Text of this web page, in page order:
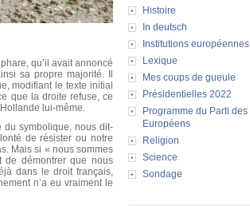
Histoire
In deutsch
Institutions européennes
Lexique
Mes coups de gueule
Présidentielles 2022
Programme du Parti des
Européens
Religion
Science
Sondage
qu’il avait annoncé
sa propre majorité. Il
modifiant le texte initial
que la droite refuse, ce
lui-même.
du symbolique, nous dit-
de résister ou notre
Mais si « nous sommes
de démontrer que nous
dans le droit français,
n’a eu vraiment le